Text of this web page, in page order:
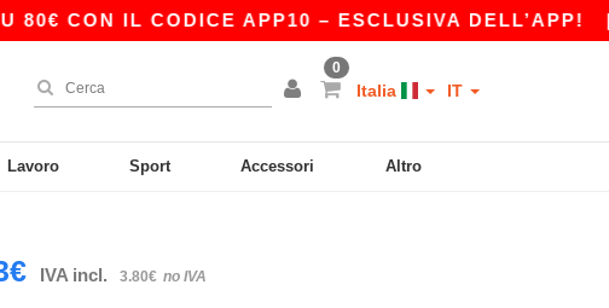
IL CODICE APP10 – ESCLUSIVA DELL’APP!|LA
0
Italia IT
Lavoro Sport Accessori Altro
IVA incl. 3.80€ no IVA